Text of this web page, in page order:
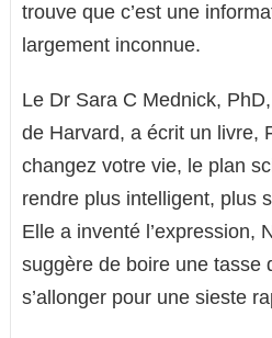
trouve que c’est une
largement inconnue.
Le Dr Sara C Mednick,
de Harvard, a écrit un livre,
changez votre vie, le plan
rendre plus intelligent, plus
Elle a inventé l’expression,
suggère de boire une tasse
s’allonger pour une sieste